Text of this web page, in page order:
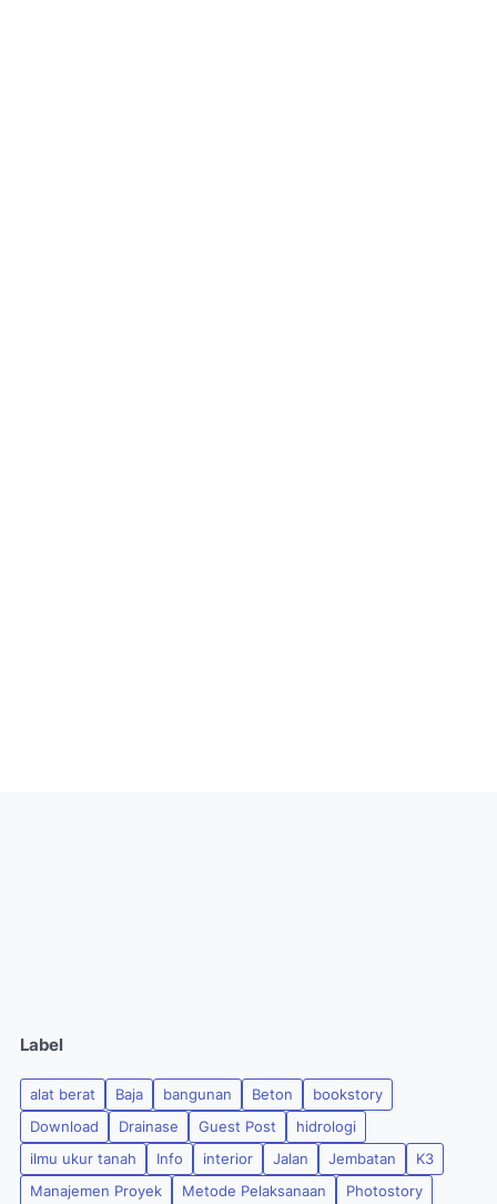
Label
alat berat Baja bangunan Beton
bookstory
Download
Drainase Guest Post
hidrologi
ilmu ukur tanah
Info interior Jalan Jembatan
K3
Manajemen Proyek
Metode Pelaksanaan Photostory